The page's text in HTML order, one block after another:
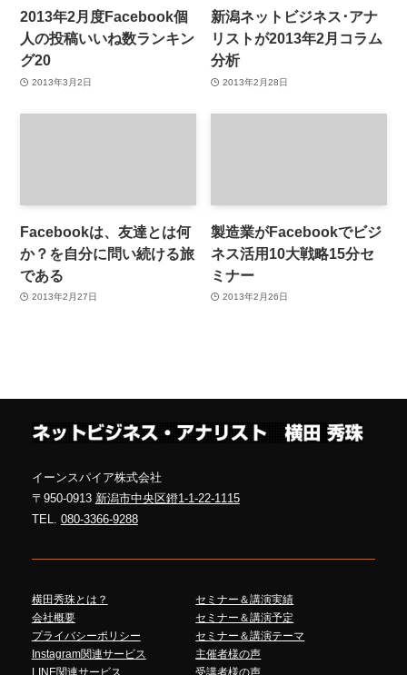
2013年2月度Facebook個
人の投稿いいね数ランキン
グ20
2013年3月2日
新潟ネットビジネス･アナ
リストが2013年2月コラム
分析
2013年2月28日
Facebookは、友達とは何
か？を自分に問い続ける旅
である
2013年2月27日
製造業がFacebookでビジ
ネス活用10大戦略15分セ
ミナー
2013年2月26日
イーンスパイア株式会社
〒950-0913 新潟市中央区鐙1-1-22-1115
TEL. 080-3366-9288
横田秀珠とは？
会社概要
プライバシーポリシー
Instagram関連サービス
LINE関連サービス
セミナー＆講演実績
セミナー＆講演予定
セミナー＆講演テーマ
主催者様の声
受講者様の声